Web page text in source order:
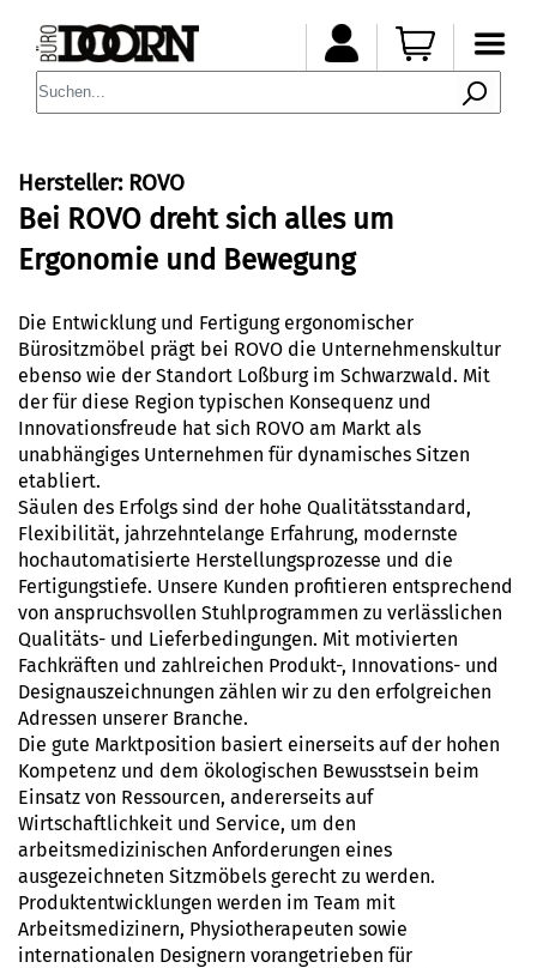
Hersteller: ROVO
Bei ROVO dreht sich alles um
Ergonomie und Bewegung
Die Entwicklung und Fertigung ergonomischer
Bürositzmöbel prägt bei ROVO die Unternehmenskultur
ebenso wie der Standort Loßburg im Schwarzwald. Mit
der für diese Region typischen Konsequenz und
Innovationsfreude hat sich ROVO am Markt als
unabhängiges Unternehmen für dynamisches Sitzen
etabliert.
Säulen des Erfolgs sind der hohe Qualitätsstandard,
Flexibilität, jahrzehntelange Erfahrung, modernste
hochautomatisierte Herstellungsprozesse und die
Fertigungstiefe. Unsere Kunden profitieren entsprechend
von anspruchsvollen Stuhlprogrammen zu verlässlichen
Qualitäts- und Lieferbedingungen. Mit motivierten
Fachkräften und zahlreichen Produkt-, Innovations- und
Designauszeichnungen zählen wir zu den erfolgreichen
Adressen unserer Branche.
Die gute Marktposition basiert einerseits auf der hohen
Kompetenz und dem ökologischen Bewusstsein beim
Einsatz von Ressourcen, andererseits auf
Wirtschaftlichkeit und Service, um den
arbeitsmedizinischen Anforderungen eines
ausgezeichneten Sitzmöbels gerecht zu werden.
Produktentwicklungen werden im Team mit
Arbeitsmedizinern, Physiotherapeuten sowie
internationalen Designern vorangetrieben für